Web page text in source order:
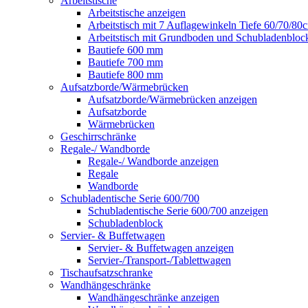
Arbeitstische anzeigen
Arbeitstisch mit 7 Auflagewinkeln Tiefe 60/70/
Arbeitstisch mit Grundboden und
Bautiefe 600 mm
Bautiefe 700 mm
Bautiefe 800 mm
Aufsatzborde/Wärmebrücken
Aufsatzborde/Wärmebrücken anzeigen
Aufsatzborde
Wärmebrücken
Geschirrschränke
Regale-/ Wandborde
Regale-/ Wandborde anzeigen
Regale
Wandborde
Schubladentische Serie 600/700
Schubladentische Serie 600/700 anzeigen
Schubladenblock
Servier- & Buffetwagen
Servier- & Buffetwagen anzeigen
Servier-/Transport-/Tablettwagen
Tischaufsatzschranke
Wandhängeschränke
Wandhängeschränke anzeigen